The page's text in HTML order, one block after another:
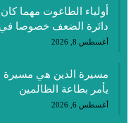
أولياء الطاغوت مهما
دائرة الضعف خصوصا
أغسطس 8, 2026
مسيرة الدين هي مسيرة
يأمر بطاعة الظالمين
أغسطس 6, 2026